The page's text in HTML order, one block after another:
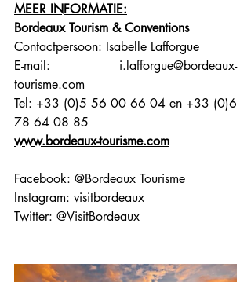
MEER INFORMATIE:
Bordeaux Tourism & Conventions
Contactpersoon: Isabelle Lafforgue
E-mail:
i.lafforgue@bordeaux-
tourisme.com
Tel: +33 (0)5 56 00 66 04 en +33 (0)6
78 64 08 85
www.bordeaux-tourisme.com
Facebook: @Bordeaux Tourisme
Instagram: visitbordeaux
Twitter: @VisitBordeaux